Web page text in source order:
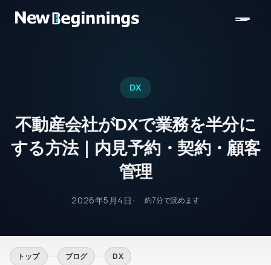
DX
不動産会社がDXで業務を半分に
する方法｜内見予約・契約・顧客
管理
2026年5月4日 約7分で読めます
トップ ブログ DX